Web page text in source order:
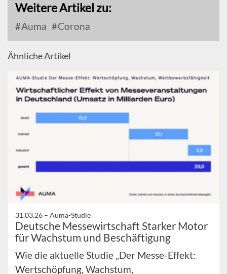
Weitere Artikel zu:
Auma Corona
Ähnliche Artikel
31.03.26 – Auma-Studie
Deutsche Messewirtschaft Starker Motor
für Wachstum und Beschäftigung
Wie die aktuelle Studie „Der Messe-Effekt:
Wertschöpfung, Wachstum,